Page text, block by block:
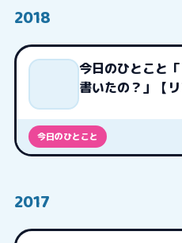
2018
今日のひとこと
書いたの？」【リ
今日のひとこと
2017